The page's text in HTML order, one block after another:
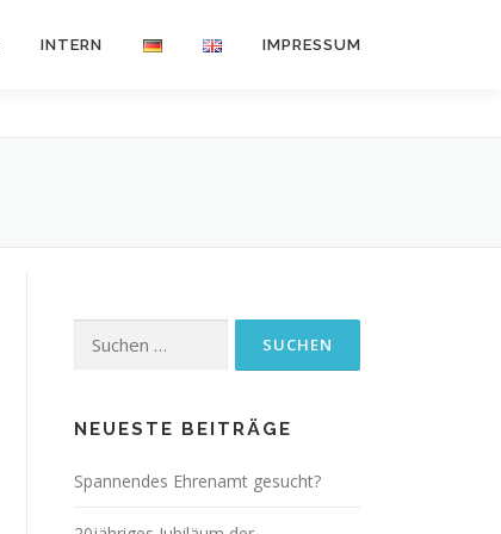
INTERN IMPRESSUM
nach:
NEUESTE BEITRÄGE
Spannendes Ehrenamt gesucht?